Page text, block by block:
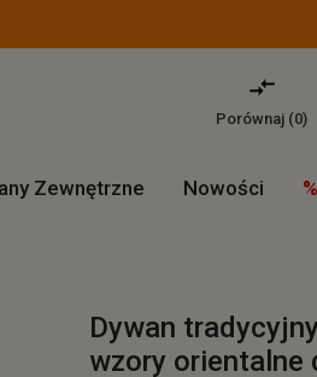
Porównaj (0)
Zewnętrzne Nowości
Dywan
wzory orientalne